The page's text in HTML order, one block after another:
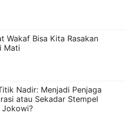
Wakaf Bisa Kita Rasakan
Mati
Nadir: Menjadi Penjaga
atau Sekadar Stempel
Jokowi?